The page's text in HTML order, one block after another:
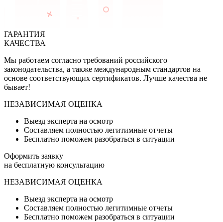
ГАРАНТИЯ
КАЧЕСТВА
Мы работаем согласно требований российского
законодательства, а также международным стандартов на
основе соответствующих сертификатов. Лучше качества не
бывает!
НЕЗАВИСИМАЯ ОЦЕНКА
Выезд эксперта на осмотр
Составляем полностью легитимные отчеты
Бесплатно поможем разобраться в ситуации
Оформить заявку
на бесплатную консультацию
НЕЗАВИСИМАЯ ОЦЕНКА
Выезд эксперта на осмотр
Составляем полностью легитимные отчеты
Бесплатно поможем разобраться в ситуации